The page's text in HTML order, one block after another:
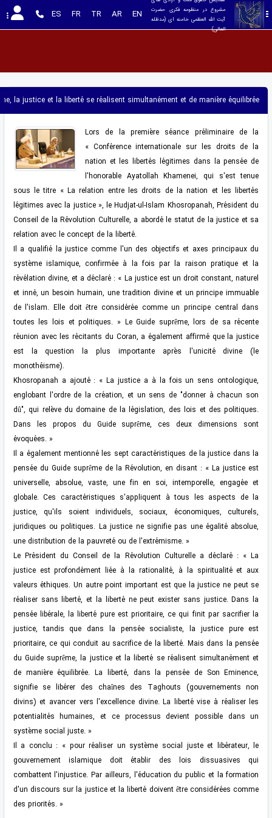
العالی)
EN
AR
TR
FR
ES
la justice et la liberté se réalisent simultanément et de manière équilibrée. »
Lors de la première séance préliminaire de la
« Conférence internationale sur les droits de la
nation et les libertés légitimes dans la pensée de
l'honorable Ayatollah Khamenei, qui s'est tenue
sous le titre « La relation entre les droits de la nation et les libertés
légitimes avec la justice », le Hudjat-ul-Islam Khosropanah, Président du
Conseil de la Révolution Culturelle, a abordé le statut de la justice et sa
relation avec le concept de la liberté.
Il a qualifié la justice comme l'un des objectifs et axes principaux du
système islamique, confirmée à la fois par la raison pratique et la
révélation divine, et a déclaré : « La justice est un droit constant, naturel
et inné, un besoin humain, une tradition divine et un principe immuable
de l'islam. Elle doit être considérée comme un principe central dans
toutes les lois et politiques. » Le Guide suprême, lors de sa récente
réunion avec les récitants du Coran, a également affirmé que la justice
est la question la plus importante après l'unicité divine (le
monothéisme).
Khosropanah a ajouté : « La justice a à la fois un sens ontologique,
englobant l'ordre de la création, et un sens de "donner à chacun son
dû", qui relève du domaine de la législation, des lois et des politiques.
Dans les propos du Guide suprême, ces deux dimensions sont
évoquées. »
Il a également mentionné les sept caractéristiques de la justice dans la
pensée du Guide suprême de la Révolution, en disant : « La justice est
universelle, absolue, vaste, une fin en soi, intemporelle, engagée et
globale. Ces caractéristiques s'appliquent à tous les aspects de la
justice, qu'ils soient individuels, sociaux, économiques, culturels,
juridiques ou politiques. La justice ne signifie pas une égalité absolue,
une distribution de la pauvreté ou de l'extrémisme. »
Le Président du Conseil de la Révolution Culturelle a déclaré : « La
justice est profondément liée à la rationalité, à la spiritualité et aux
valeurs éthiques. Un autre point important est que la justice ne peut se
réaliser sans liberté, et la liberté ne peut exister sans justice. Dans la
pensée libérale, la liberté pure est prioritaire, ce qui finit par sacrifier la
justice, tandis que dans la pensée socialiste, la justice pure est
prioritaire, ce qui conduit au sacrifice de la liberté. Mais dans la pensée
du Guide suprême, la justice et la liberté se réalisent simultanément et
de manière équilibrée. La liberté, dans la pensée de Son Eminence,
signifie se libérer des chaînes des Taghouts (gouvernements non
divins) et avancer vers l'excellence divine. La liberté vise à réaliser les
potentialités humaines, et ce processus devient possible dans un
système social juste. »
Il a conclu : « pour réaliser un système social juste et libérateur, le
gouvernement islamique doit établir des lois dissuasives qui
combattent l'injustice. Par ailleurs, l'éducation du public et la formation
d'un discours sur la justice et la liberté doivent être considérées comme
des priorités. »